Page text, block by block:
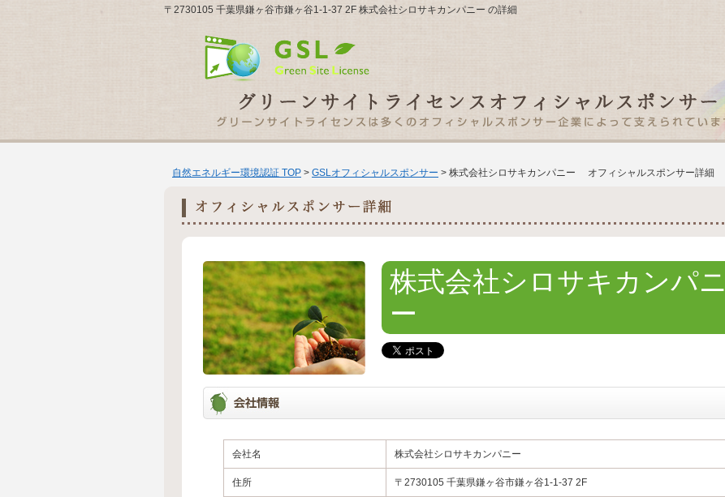
〒2730105 千葉県鎌ヶ谷市鎌ヶ谷1-1-37 2F 株式会社シロサキカンパニー の詳細
自然エネルギー環境認証 TOP > GSLオフィシャルスポンサー > 株式会社シロサキカンパニー オフィシャルスポンサー詳細
株式会社シロサキカンパニ
ー
会社名 株式会社シロサキカンパニー
住所 〒2730105 千葉県鎌ヶ谷市鎌ヶ谷1-1-37 2F